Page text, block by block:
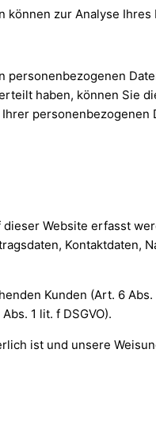
zur Analyse
haben, können Sie
personenbezogenen
Website erfasst
Kontaktdaten,
Kunden (Art. 6
1 lit. f DSGVO).
ist und unsere